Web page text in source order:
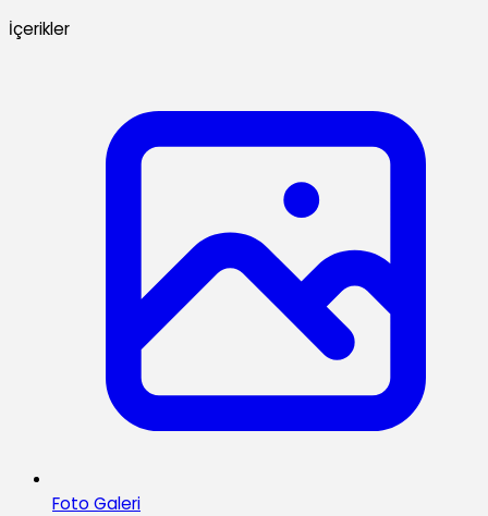
İçerikler
Foto Galeri